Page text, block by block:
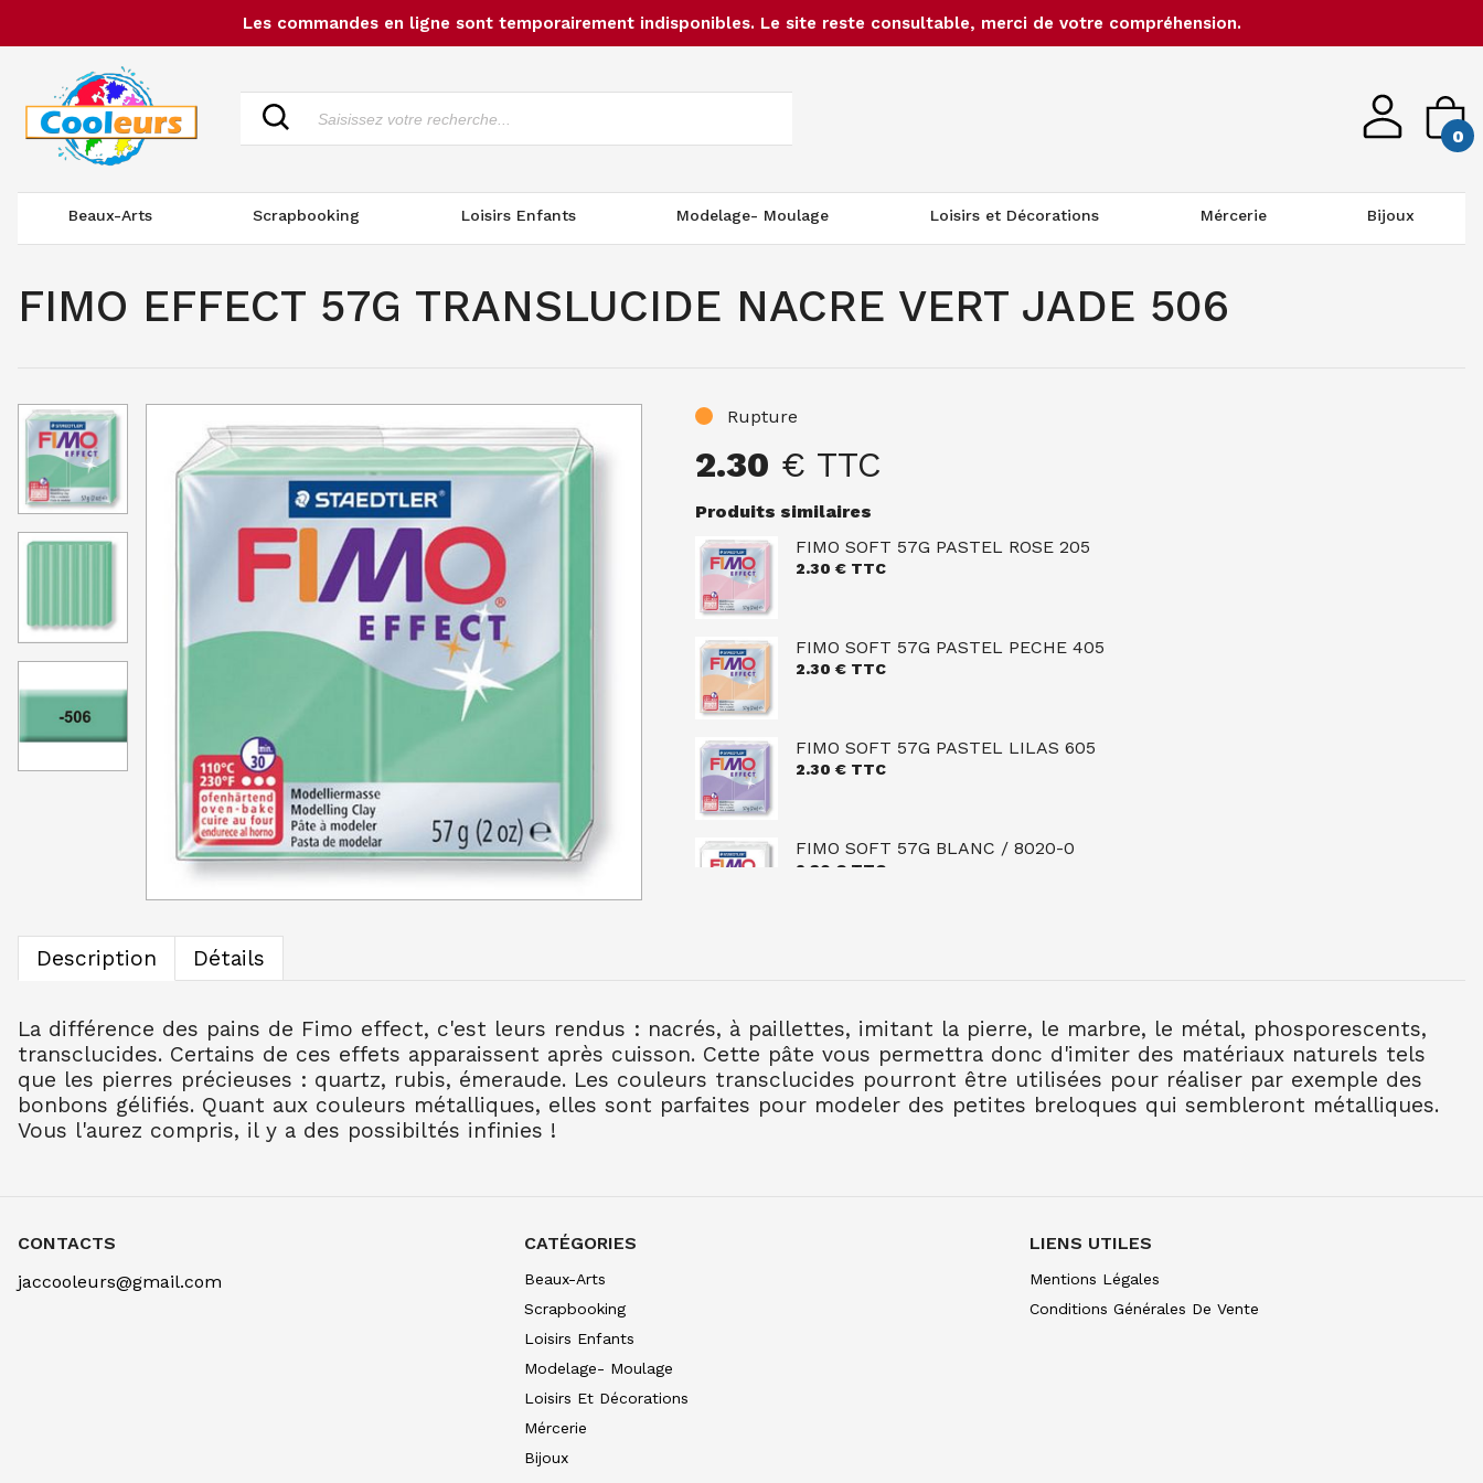
Les commandes en ligne sont temporairement indisponibles. Le site reste consultable, merci de votre compréhension.
0
Beaux-Arts Scrapbooking Loisirs Enfants Modelage- Moulage Loisirs et Décorations Mércerie Bijoux
FIMO EFFECT 57G TRANSLUCIDE NACRE VERT JADE 506
Rupture
2.30 € TTC
Produits similaires
FIMO SOFT 57G PASTEL ROSE 205
2.30 € TTC
FIMO SOFT 57G PASTEL PECHE 405
2.30 € TTC
FIMO SOFT 57G PASTEL LILAS 605
2.30 € TTC
FIMO SOFT 57G BLANC / 8020-0
2.30 € TTC
FIMO SOFT 57G CITRON / 8020-10
2.30 € TTC
FIMO SOFT 57G ROUGE INDIEN / 8020-24
Description Détails
La différence des pains de Fimo effect, c'est leurs rendus : nacrés, à paillettes, imitant la pierre, le marbre, le métal, phosporescents,
transclucides. Certains de ces effets apparaissent après cuisson. Cette pâte vous permettra donc d'imiter des matériaux naturels tels
que les pierres précieuses : quartz, rubis, émeraude. Les couleurs transclucides pourront être utilisées pour réaliser par exemple des
bonbons gélifiés. Quant aux couleurs métalliques, elles sont parfaites pour modeler des petites breloques qui sembleront métalliques.
Vous l'aurez compris, il y a des possibiltés infinies !
CONTACTS
jaccooleurs@gmail.com
CATÉGORIES
Beaux-Arts
Scrapbooking
Loisirs Enfants
Modelage- Moulage
Loisirs Et Décorations
Mércerie
Bijoux
LIENS UTILES
Mentions Légales
Conditions Générales De Vente